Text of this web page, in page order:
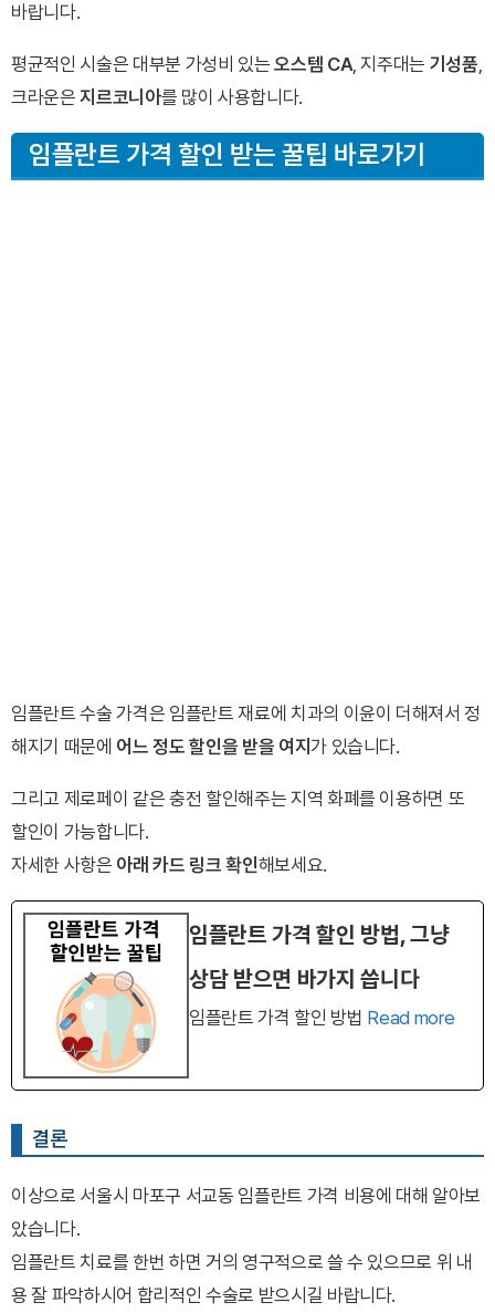
바랍니다.
평균적인 시술은 대부분 가성비 있는오스템 CA, 지주대는 기성품,
크라운은지르코니아를 많이 사용합니다.
임플란트 가격 할인 받는 꿀팁 바로가기
임플란트 수술 가격은 임플란트 재료에 치과의 이윤이 더해져서 정
해지기 때문에 어느 정도 할인을 받을 여지가 있습니다.
그리고 제로페이 같은 충전 할인해주는 지역 화폐를 이용하면 또
할인이 가능합니다.
자세한 사항은 아래 카드 링크 확인해보세요.
임플란트 가격 할인 방법, 그냥
상담 받으면 바가지 씁니다
임플란트 가격 할인 방법 Read more
결론
이상으로 서울시 마포구 서교동 임플란트 가격 비용에 대해 알아보
았습니다.
임플란트 치료를 한번 하면 거의 영구적으로 쓸 수 있으므로 위 내
용 잘 파악하시어 합리적인 수술로 받으시길 바랍니다.